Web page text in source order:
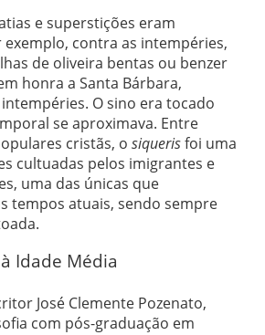
e superstições eram
contra as intempéries,
de oliveira bentas ou benzer
honra a Santa Bárbara,
O sino era tocado
se aproximava. Entre
cristãs, o siquerisfoi uma
cultuadas pelos imigrantes e
uma das únicas que
tempos atuais, sendo sempre
Idade Média
José Clemente Pozenato,
com pós-graduação em